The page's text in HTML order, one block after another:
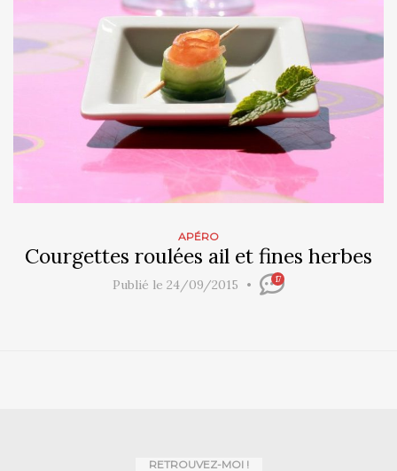
APÉRO
Courgettes roulées ail et fines herbes
Publié le 24/09/2015 17
RETROUVEZ-MOI !